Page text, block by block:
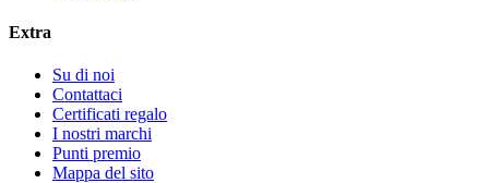
Extra
Su di noi
Contattaci
Certificati regalo
I nostri marchi
Punti premio
Mappa del sito